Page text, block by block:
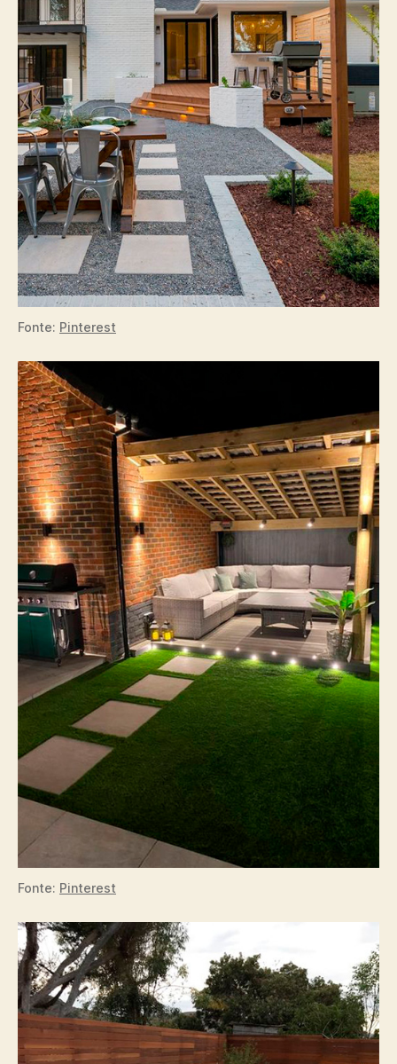
Fonte: Pinterest
Fonte: Pinterest